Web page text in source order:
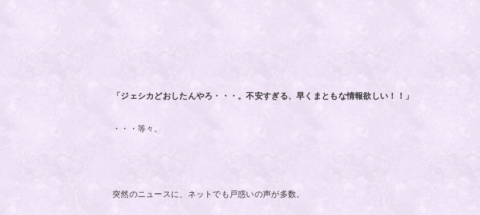
「ジェシカどおしたんやろ・・・。不安すぎる、早くまともな情報欲しい！！」
・・・等々。
突然のニュースに、ネットでも戸惑いの声が多数。